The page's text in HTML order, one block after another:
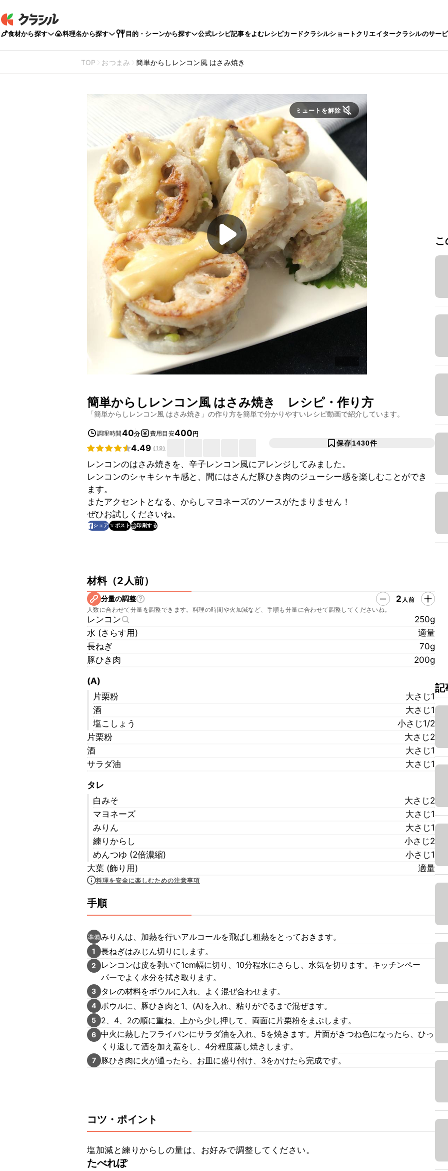
食材から探す 料理名から探す 目的・シーンから探す 公式レシピ記事をよむレシピカードクラシルショートクリエイタークラシルのサー
TOP おつまみ 簡単からしレンコン風 はさみ焼き
ミュートを解除
簡単からしレンコン風 はさみ焼き レシピ・作り方
「簡単からしレンコン風 はさみ焼き 」の作り方を簡単で分かりやすいレシピ動画で紹介しています。
調理時間40分 費用目安400円
4.49 (19)
保存1430件
レンコンのはさみ焼きを、辛子レンコン風にアレンジしてみました。
レンコンのシャキシャキ感と、間にはさんだ豚ひき肉のジューシー感を楽しむことができ
ます。
またアクセントとなる、からしマヨネーズのソースがたまりません！
ぜひお試しくださいね。
シェア ポスト 印刷する
材料（2人前）
分量の調整 2 人前
人数に合わせて分量を調整できます。料理の時間や火加減など、手順も分量に合わせて調整してくださいね。
レンコン
250g
水 (さらす用)
適量
長ねぎ
70g
豚ひき肉
200g
(A)
片栗粉
大さじ1
酒
大さじ1
塩こしょう
小さじ1/2
片栗粉
大さじ2
酒
大さじ1
サラダ油
大さじ1
タレ
白みそ
大さじ2
マヨネーズ
大さじ1
みりん
大さじ1
練りからし
小さじ2
めんつゆ (2倍濃縮)
小さじ1
大葉 (飾り用)
適量
料理を安全に楽しむための注意事項
手順
準備みりんは、加熱を行いアルコールを飛ばし粗熱をとっておきます。
1 長ねぎはみじん切りにします。
2
レンコンは皮を剥いて1cm幅に切り、10分程水にさらし、水気を切ります。キッチンペー
パーでよく水分を拭き取ります。
3 タレの材料をボウルに入れ、よく混ぜ合わせます。
4 ボウルに、豚ひき肉と1、(A)を入れ、粘りがでるまで混ぜます。
5 2、4、2の順に重ね、上から少し押して、両面に片栗粉をまぶします。
6 中火に熱したフライパンにサラダ油を入れ、5を焼きます。片面がきつね色になったら、ひっ
くり返して酒を加え蓋をし、4分程度蒸し焼きします。
7 豚ひき肉に火が通ったら、お皿に盛り付け、3をかけたら完成です。
コツ・ポイント
塩加減と練りからしの量は、お好みで調整してください。
たべれぽ
記